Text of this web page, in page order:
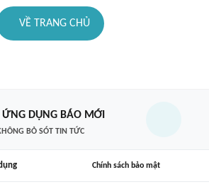
VỀ TRANG CHỦ
ỨNG DỤNG BÁO MỚI
BỎ SÓT TIN TỨC
Chính sách bảo mật